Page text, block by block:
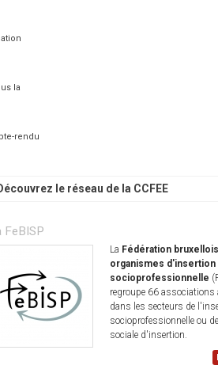
la
rendu
le réseau de la CCFEE
FeBISP
La Fédération
organismes d'insertion
socioprofessionnelle
regroupe 66 associations
dans les secteurs de
socioprofessionnelle ou
sociale d'insertion.